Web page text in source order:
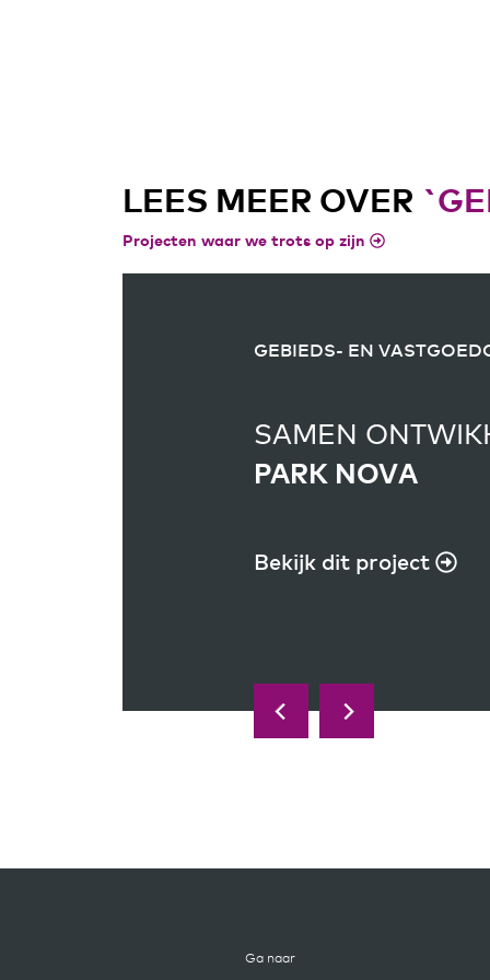
LEES MEER OVER
Projecten waar we trots op zijn
GEBIEDS- EN
SAMEN
PARK NOVA
Bekijk dit project
GEBIEDS- EN
SAMEN
WALDO FIRST
Bekijk dit project
Ga naar